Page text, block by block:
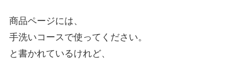
商品ページには、
手洗いコースで使ってください。
と書かれているけれど、